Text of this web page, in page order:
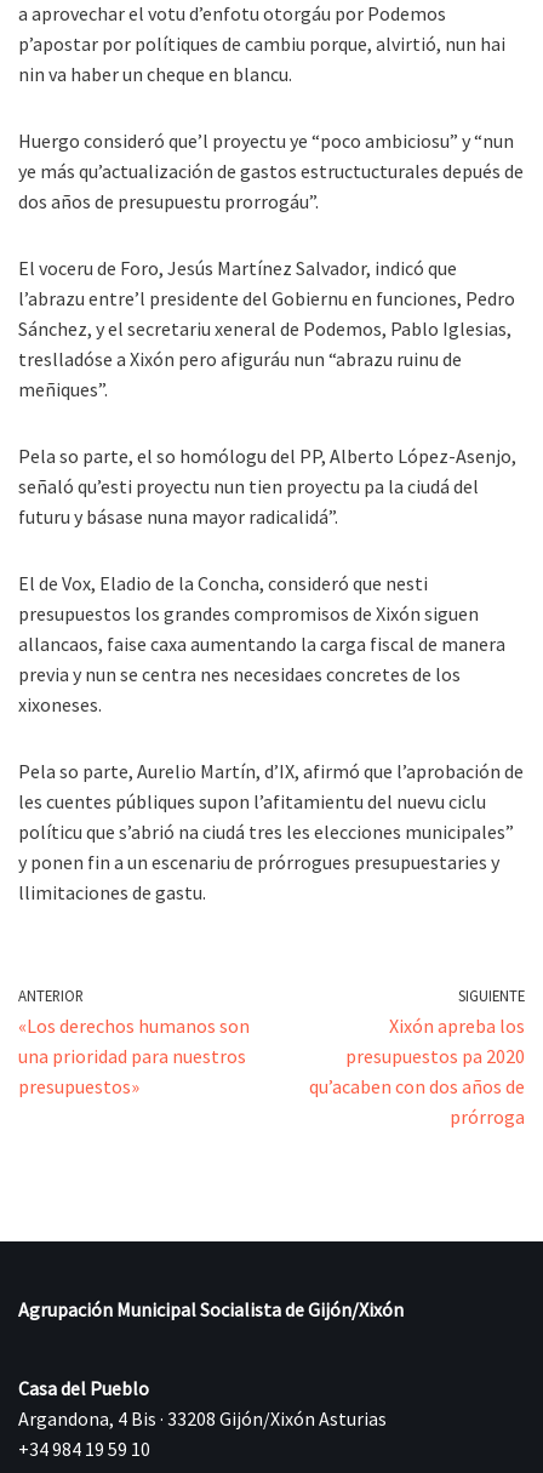
a aprovechar el votu d’enfotu otorgáu por Podemos
p’apostar por polítiques de cambiu porque, alvirtió, nun hai
nin va haber un cheque en blancu.
Huergo consideró que’l proyectu ye “poco ambiciosu” y “nun
ye más qu’actualización de gastos estructucturales depués de
dos años de presupuestu prorrogáu”.
El voceru de Foro, Jesús Martínez Salvador, indicó que
l’abrazu entre’l presidente del Gobiernu en funciones, Pedro
Sánchez, y el secretariu xeneral de Podemos, Pablo Iglesias,
treslladóse a Xixón pero afiguráu nun “abrazu ruinu de
meñiques”.
Pela so parte, el so homólogu del PP, Alberto López-Asenjo,
señaló qu’esti proyectu nun tien proyectu pa la ciudá del
futuru y básase nuna mayor radicalidá”.
El de Vox, Eladio de la Concha, consideró que nesti
presupuestos los grandes compromisos de Xixón siguen
allancaos, faise caxa aumentando la carga fiscal de manera
previa y nun se centra nes necesidaes concretes de los
xixoneses.
Pela so parte, Aurelio Martín, d’IX, afirmó que l’aprobación de
les cuentes públiques supon l’afitamientu del nuevu ciclu
políticu que s’abrió na ciudá tres les elecciones municipales”
y ponen fin a un escenariu de prórrogues presupuestaries y
llimitaciones de gastu.
ANTERIOR
«Los derechos humanos son
una prioridad para nuestros
presupuestos»
SIGUIENTE
Xixón apreba los
presupuestos pa 2020
qu’acaben con dos años de
prórroga
Agrupación Municipal Socialista de Gijón/Xixón
Casa del Pueblo
Argandona, 4 Bis · 33208 Gijón/Xixón Asturias
+34 984 19 59 10